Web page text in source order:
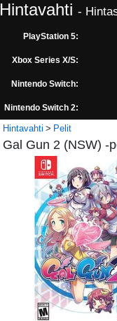
Hintavahti -
PlayStation 5:
Xbox Series X/S:
Nintendo Switch:
Nintendo Switch 2:
Hintavahti Pelit
Gal Gun 2 (NSW) -